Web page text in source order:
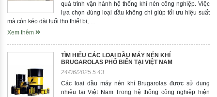
quá trình vận hành hệ thống khí nén công nghiệp. Việc
lựa chọn đúng loại dầu không chỉ giúp tối ưu hiệu suất
mà còn kéo dài tuổi thọ thiết bị, …
Xem thêm
TÌM HIỂU CÁC LOẠI DẦU MÁY NÉN KHÍ
BRUGAROLAS PHỔ BIẾN TẠI VIỆT NAM
24/06/2025 5:43
Các loại dầu máy nén khí Brugarolas được sử dụng
nhiều tại Việt Nam Trong hệ thống công nghiệp hiện